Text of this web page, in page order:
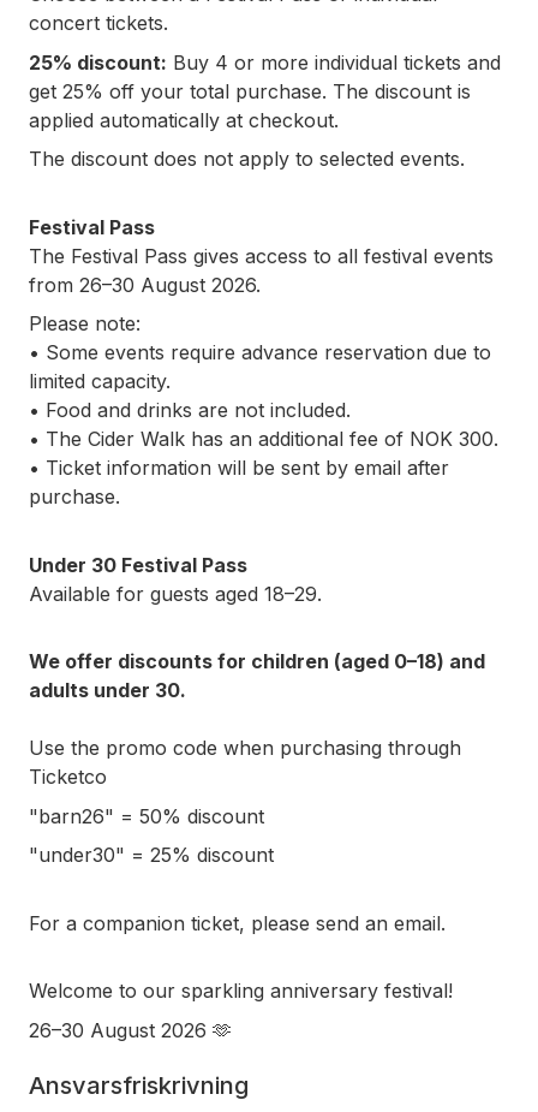
concert tickets.
25% discount: Buy 4 or more individual tickets and
get 25% off your total purchase. The discount is
applied automatically at checkout.
The discount does not apply to selected events.
Festival Pass
The Festival Pass gives access to all festival events
from 26–30 August 2026.
Please note:
• Some events require advance reservation due to
limited capacity.
• Food and drinks are not included.
• The Cider Walk has an additional fee of NOK 300.
• Ticket information will be sent by email after
purchase.
Under 30 Festival Pass
Available for guests aged 18–29.
We offer discounts for children (aged 0–18) and
adults under 30.
Use the promo code when purchasing through
Ticketco
"barn26" = 50% discount
"under30" = 25% discount
For a companion ticket, please send an email.
Welcome to our sparkling anniversary festival!
26–30 August 2026 🫶
Ansvarsfriskrivning